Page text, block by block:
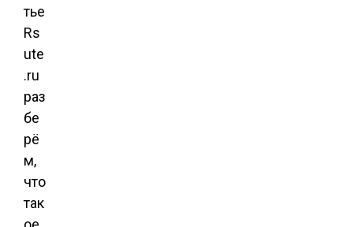
тье
Rs
ute
.ru
раз
бе
рё
м,
что
так